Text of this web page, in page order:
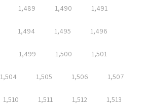
1,489 1,490 1,491
1,494 1,495 1,496
1,499 1,500 1,501
1,504 1,505 1,506 1,507
1,510 1,511 1,512 1,513